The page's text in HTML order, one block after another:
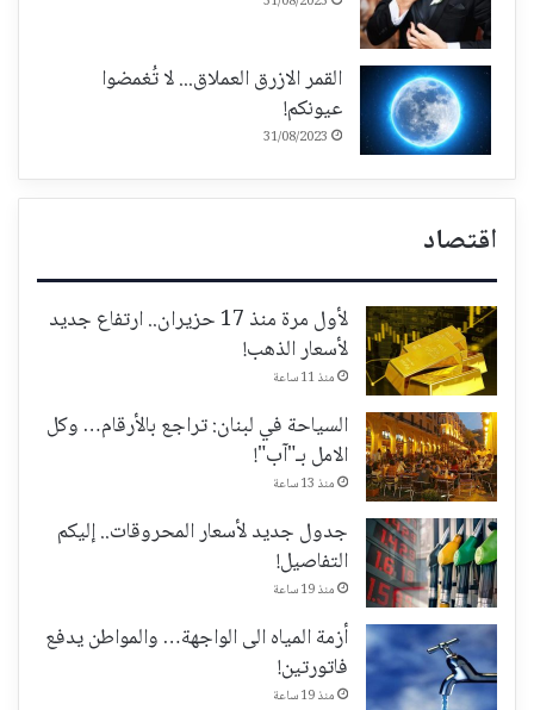
القمر الازرق العملاق... لا تُغمضوا
عيونكم!
31/08/2023
اقتصاد
لأول مرة منذ 17 حزيران.. ارتفاع جديد
لأسعار الذهب!
منذ 11 ساعة
السياحة في لبنان: تراجع بالأرقام… وكل
الامل بـ"آب"!
منذ 13 ساعة
جدول جديد لأسعار المحروقات.. إليكم
التفاصيل!
منذ 19 ساعة
أزمة المياه الى الواجهة… والمواطن يدفع
فاتورتين!
منذ 19 ساعة